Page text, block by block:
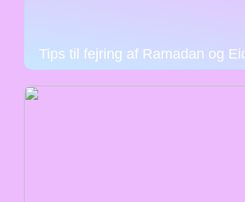
Tips til fejring af Ramadan og